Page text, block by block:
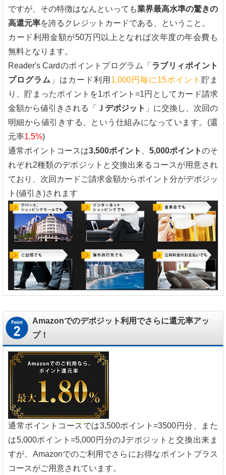
ですが、その特徴はなんといっても業界最高水準の驚きの
高還元率を誇るクレジットカードである、ということ。
カード利用金額が50万円以上となれば次年度の年会費も
無料となります。
Reader's Cardのポイントプログラム「 ラブリィポイント
プログラム 」はカード利用 1,000円毎に15ポイント 貯ま
り、貯まったポイントを1ポイント=1円としてカード請求
金額から値引きされる「
Ｊデポジット 」に交換し、次回の
明細から値引きする、という仕組みになっています。(還
元率1.5%)
通常ポイントコースは3,500ポイント 、 5,000ポイントのそ
れぞれ2種類のデポジットと交換出来るコースが用意され
ており、次回カードご請求金額からポイント分がデポジッ
ト(値引き)されます
Amazonでのデポジット利用でさらに還元率アッ
プ！
通常ポイントコースでは3,500ポイント=3500円分、また
は5,000ポイント=5,000円分のJデポジットと交換出来ま
すが、Amazonでのご利用でさらにお得なポイントプラス
コースがご用意されています。